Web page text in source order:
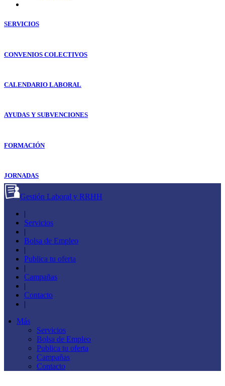
SERVICIOS
CONVENIOS COLECTIVOS
CALENDARIO LABORAL
AYUDAS Y SUBVENCIONES
FORMACIÓN
JORNADAS
Gestión Laboral y RRHH
|
Servicios
|
Bolsa de Empleo
|
Publica tu oferta
|
Campañas
|
Contacto
|
Más
Servicios
Bolsa de Empleo
Publica tu oferta
Campañas
Contacto